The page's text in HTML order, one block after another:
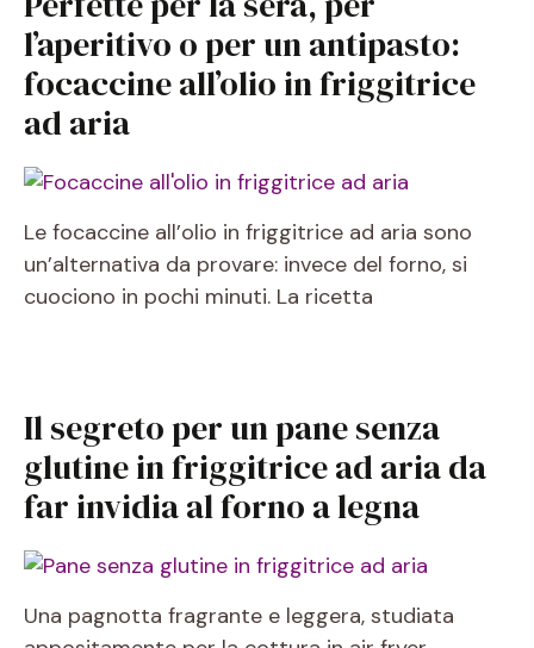
l’aperitivo o per un antipasto:
focaccine all’olio in friggitrice
ad aria
Le focaccine all’olio in friggitrice ad aria sono
un’alternativa da provare: invece del forno, si
cuociono in pochi minuti. La ricetta
Il segreto per un pane senza
glutine in friggitrice ad aria da
far invidia al forno a legna
Una pagnotta fragrante e leggera, studiata